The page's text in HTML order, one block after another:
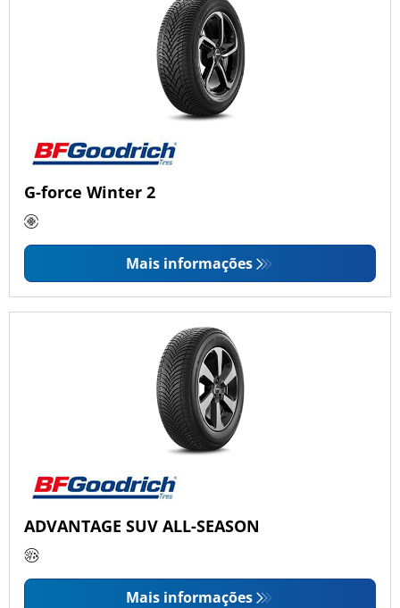
G-force Winter 2
Mais informações
ADVANTAGE SUV ALL-SEASON
Mais informações